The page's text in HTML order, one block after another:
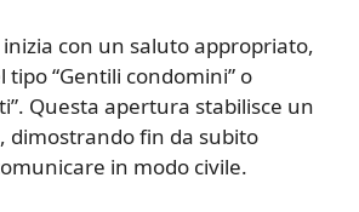
con un saluto appropriato,
tipo “Gentili condomini” o
Questa apertura stabilisce un
dimostrando fin da subito
in modo civile.